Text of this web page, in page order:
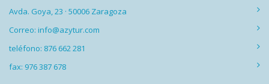
Avda. Goya, 23 · 50006 Zaragoza
Correo: info@azytur.com
teléfono: 876 662 281
fax: 976 387 678